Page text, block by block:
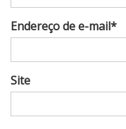
Endereço de e-mail*
Site